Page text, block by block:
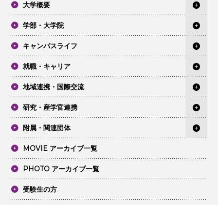
大学概要
学部・大学院
キャンパスライフ
就職・キャリア
地域連携・国際交流
研究・産学官連携
附属・関連団体
MOVIE アーカイブ一覧
PHOTO アーカイブ一覧
受験生の方